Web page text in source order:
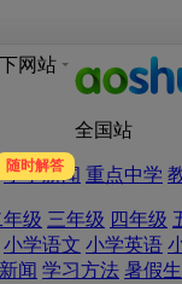
网站
全国站
随时解答
小学新闻 重点中学
年级 三年级 四年级
小学语文 小学英语
闻 学习方法 暑假